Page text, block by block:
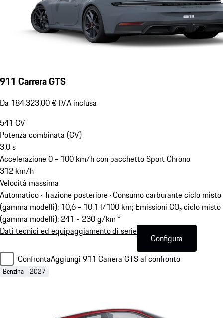
911 Carrera GTS
Da 184.323,00 € I.V.A inclusa
541 CV
Potenza combinata (CV)
3,0s
Accelerazione 0 - 100 km/h con pacchetto Sport Chrono
312 km/h
Velocità massima
Automatico · Trazione posteriore ·Consumo carburante ciclo misto
(gamma modelli): 10,6 - 10,1 l/100 km; Emissioni CO₂ ciclo misto
(gamma modelli): 241 - 230 g/km *
Dati tecnici ed equipaggiamento di serie
Configura
ConfrontaAggiungi 911 Carrera GTS al confronto
Benzina 2027